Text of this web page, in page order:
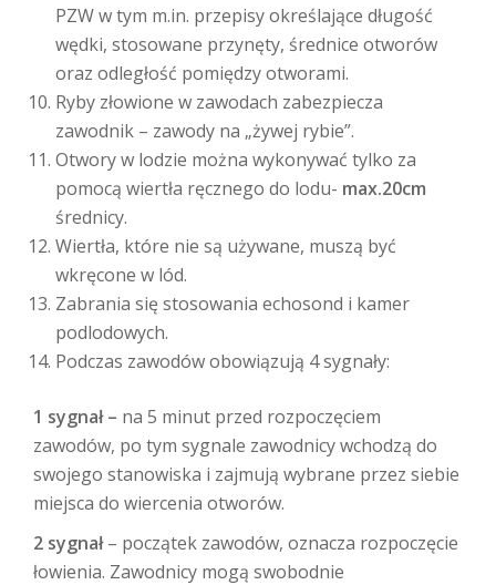
PZW w tym m.in. przepisy określające długość
wędki, stosowane przynęty, średnice otworów
oraz odległość pomiędzy otworami.
Ryby złowione w zawodach zabezpiecza
zawodnik – zawody na „żywej rybie”.
Otwory w lodzie można wykonywać tylko za
pomocą wiertła ręcznego do lodu- max.20cm
średnicy.
Wiertła, które nie są używane, muszą być
wkręcone w lód.
Zabrania się stosowania echosond i kamer
podlodowych.
Podczas zawodów obowiązują 4 sygnały:
1 sygnał – na 5 minut przed rozpoczęciem
zawodów, po tym sygnale zawodnicy wchodzą do
swojego stanowiska i zajmują wybrane przez siebie
miejsca do wiercenia otworów.
2 sygnał– początek zawodów, oznacza rozpoczęcie
łowienia. Zawodnicy mogą swobodnie